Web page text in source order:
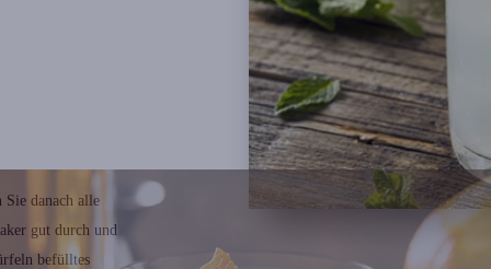
Sie danach alle
gut durch und
befülltes